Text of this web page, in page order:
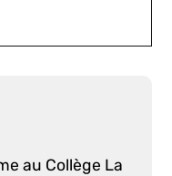
au Collège La